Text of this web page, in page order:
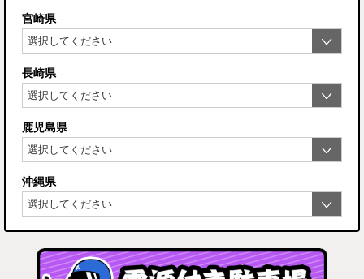
宮崎県
長崎県
鹿児島県
沖縄県